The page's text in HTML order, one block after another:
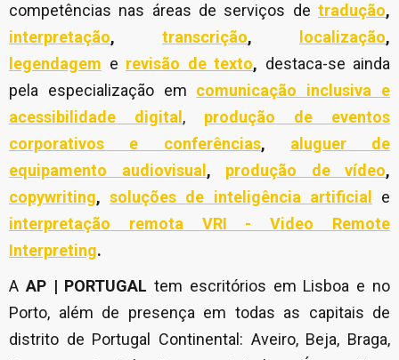
competências nas áreas de serviços de tradução,
interpretação, transcrição, localização,
legendagem e revisão de texto, destaca-se ainda
pela especialização em comunicação inclusiva e
acessibilidade digital , produção de eventos
corporativos e conferências, aluguer de
equipamento audiovisual , produção de vídeo,
copywriting,soluções de inteligência artificial
e
interpretação remota VRI - Video Remote
Interpreting.
A AP | PORTUGALtem escritórios em Lisboa e no
Porto, além de presença em todas as capitais de
distrito de Portugal Continental: Aveiro, Beja, Braga,